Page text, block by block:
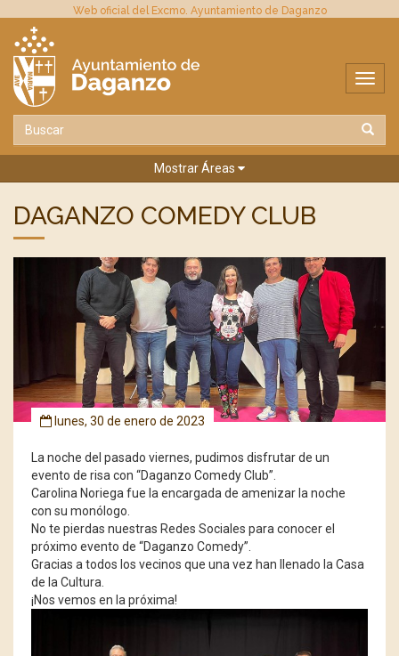
Web oficial del Excmo. Ayuntamiento de Daganzo
Mostrar Áreas
DAGANZO COMEDY CLUB
lunes, 30 de enero de 2023
La noche del pasado viernes, pudimos disfrutar de un
evento de risa con “Daganzo Comedy Club”.
Carolina Noriega fue la encargada de amenizar la noche
con su monólogo.
No te pierdas nuestras Redes Sociales para conocer el
próximo evento de “Daganzo Comedy”.
Gracias a todos los vecinos que una vez han llenado la Casa
de la Cultura.
¡Nos vemos en la próxima!